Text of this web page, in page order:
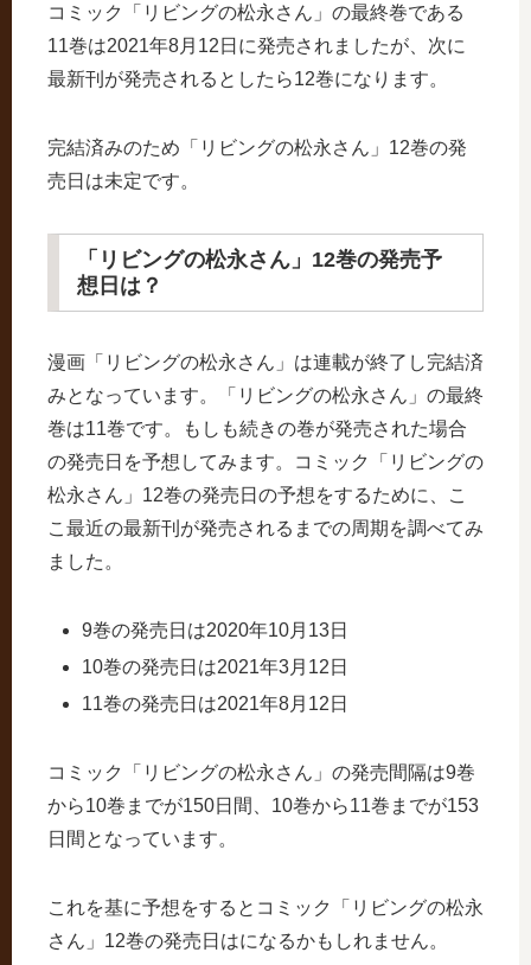
コミック「リビングの松永さん」の最終巻である
11巻は2021年8月12日に発売されましたが、次に
最新刊が発売されるとしたら12巻になります。
完結済みのため「リビングの松永さん」12巻の発
売日は未定です。
「リビングの松永さん」12巻の発売予
想日は？
漫画「リビングの松永さん」は連載が終了し完結済
みとなっています。「リビングの松永さん」の最終
巻は11巻です。もしも続きの巻が発売された場合
の発売日を予想してみます。コミック「リビングの
松永さん」12巻の発売日の予想をするために、こ
こ最近の最新刊が発売されるまでの周期を調べてみ
ました。
9巻の発売日は2020年10月13日
10巻の発売日は2021年3月12日
11巻の発売日は2021年8月12日
コミック「リビングの松永さん」の発売間隔は9巻
から10巻までが150日間、10巻から11巻までが153
日間となっています。
これを基に予想をするとコミック「リビングの松永
さん」12巻の発売日はになるかもしれません。